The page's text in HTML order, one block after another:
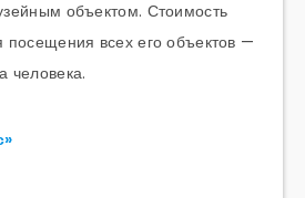
объектом. Стоимость
посещения всех его объектов —
человека.